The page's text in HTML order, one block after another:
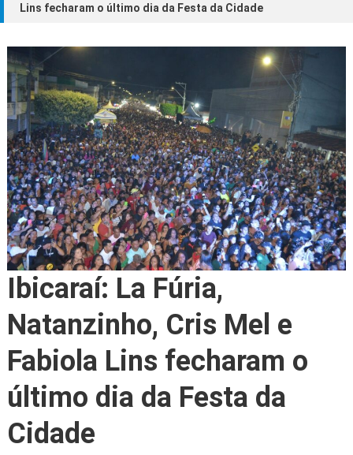
Lins fecharam o último dia da Festa da Cidade
Ibicaraí: La Fúria,
Natanzinho, Cris Mel e
Fabiola Lins fecharam o
último dia da Festa da
Cidade